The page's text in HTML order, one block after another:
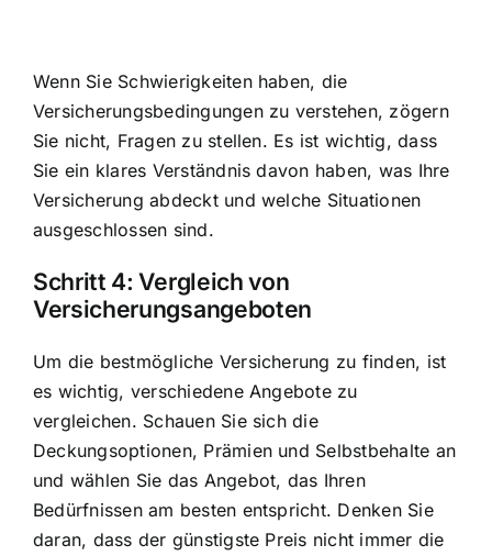
Wenn Sie Schwierigkeiten haben, die
Versicherungsbedingungen zu verstehen, zögern
Sie nicht, Fragen zu stellen. Es ist wichtig, dass
Sie ein klares Verständnis davon haben, was Ihre
Versicherung abdeckt und welche Situationen
ausgeschlossen sind.
Schritt 4: Vergleich von
Versicherungsangeboten
Um die bestmögliche Versicherung zu finden, ist
es wichtig, verschiedene Angebote zu
vergleichen. Schauen Sie sich die
Deckungsoptionen, Prämien und Selbstbehalte an
und wählen Sie das Angebot, das Ihren
Bedürfnissen am besten entspricht. Denken Sie
daran, dass der günstigste Preis nicht immer die